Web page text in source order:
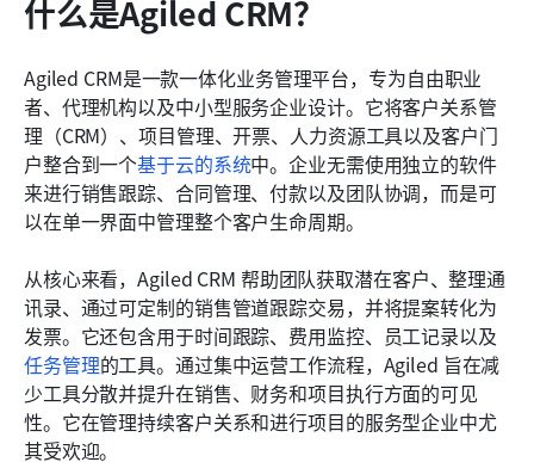
什么是Agiled CRM？
Agiled CRM是一款一体化业务管理平台，专为自由职业
者、代理机构以及中小型服务企业设计。它将客户关系管
理（CRM）、项目管理、开票、人力资源工具以及客户门
户整合到一个基于云的系统中。企业无需使用独立的软件
来进行销售跟踪、合同管理、付款以及团队协调，而是可
以在单一界面中管理整个客户生命周期。
从核心来看，Agiled CRM 帮助团队获取潜在客户、整理通
讯录、通过可定制的销售管道跟踪交易，并将提案转化为
发票。它还包含用于时间跟踪、费用监控、员工记录以及
任务管理的工具。通过集中运营工作流程，Agiled 旨在减
少工具分散并提升在销售、财务和项目执行方面的可见
性。它在管理持续客户关系和进行项目的服务型企业中尤
其受欢迎。